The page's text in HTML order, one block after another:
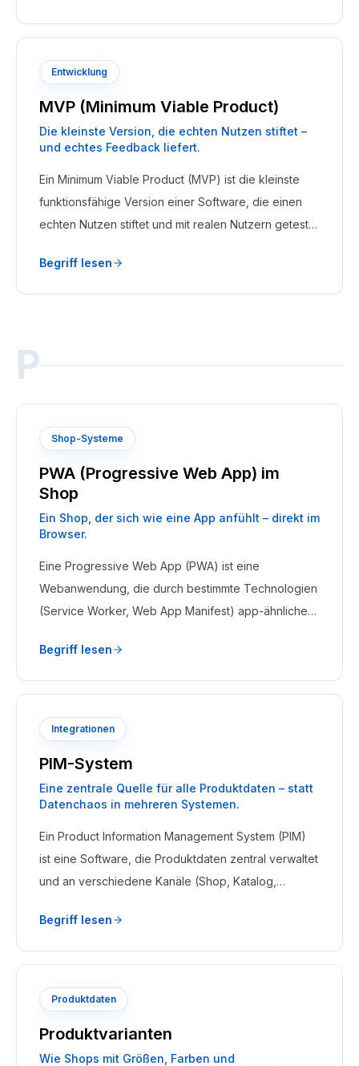
Datenverwaltung betrieben werden.
Entwicklung
MVP (Minimum Viable Product)
Die kleinste Version, die echten Nutzen stiftet –
und echtes Feedback liefert.
Ein Minimum Viable Product (MVP) ist die kleinste
funktionsfähige Version einer Software, die einen
echten Nutzen stiftet und mit realen Nutzern getestet
maximales Feedback zu gewinnen, bevor viel
Budget in Ausbau fließt.
Begriff lesen
P
Shop-Systeme
PWA (Progressive Web App) im
Shop
Ein Shop, der sich wie eine App anfühlt – direkt im
Browser.
Eine Progressive Web App (PWA) ist eine
Webanwendung, die durch bestimmte Technologien
(Service Worker, Web App Manifest) app-ähnliche
Benachrichtigungen und Installation auf dem
Homescreen.
Begriff lesen
Integrationen
PIM-System
Eine zentrale Quelle für alle Produktdaten – statt
Datenchaos in mehreren Systemen.
Ein Product Information Management System (PIM)
ist eine Software, die Produktdaten zentral verwaltet
und an verschiedene Kanäle (Shop, Katalog,
für Produktinformationen.
Begriff lesen
Produktdaten
Produktvarianten
Wie Shops mit Größen, Farben und